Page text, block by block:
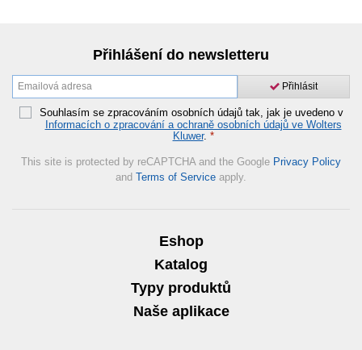
Přihlášení do newsletteru
Přihlásit
Souhlasím se zpracováním osobních údajů tak, jak je uvedeno v
Informacích o zpracování a ochraně osobních údajů ve Wolters
Kluwer. *
This site is protected by reCAPTCHA and the Google Privacy Policy
and Terms of Service apply.
Eshop
Katalog
Typy produktů
Naše aplikace